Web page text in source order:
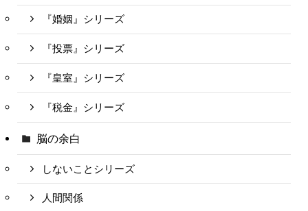
『婚姻』シリーズ
『投票』シリーズ
『皇室』シリーズ
『税金』シリーズ
脳の余白
しないことシリーズ
人間関係